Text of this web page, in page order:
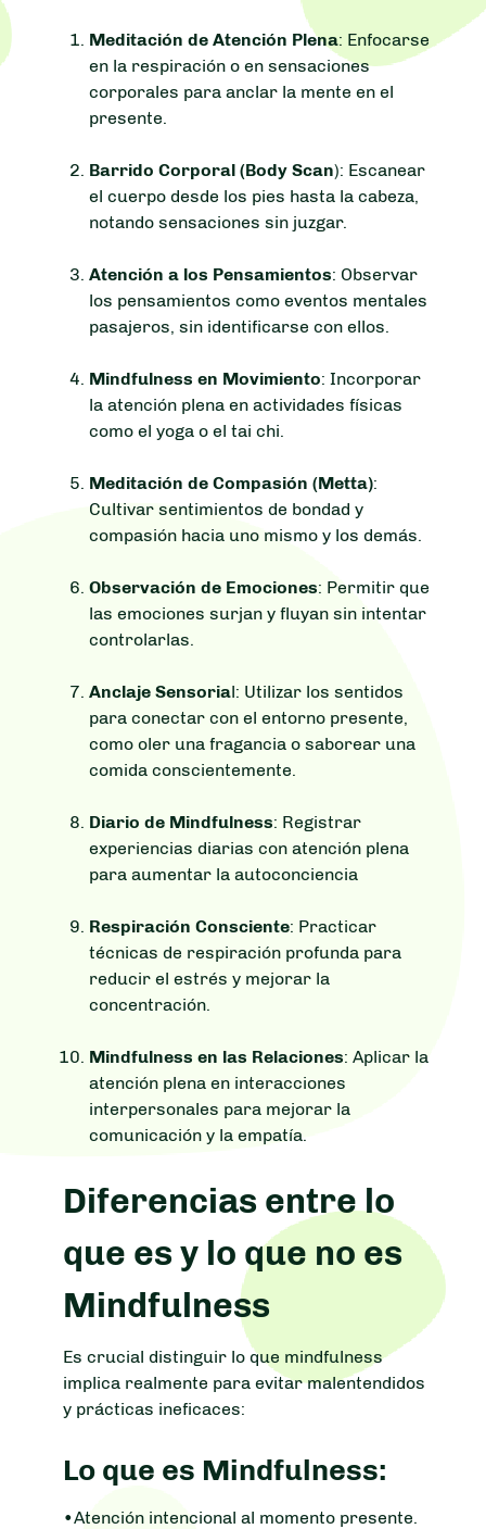
Meditación de Atención Plena: Enfocarse
en la respiración o en sensaciones
corporales para anclar la mente en el
presente.
Barrido Corporal (Body Scan): Escanear
el cuerpo desde los pies hasta la cabeza,
notando sensaciones sin juzgar.
Atención a los Pensamientos: Observar
los pensamientos como eventos mentales
pasajeros, sin identificarse con ellos.
Mindfulness en Movimiento: Incorporar
la atención plena en actividades físicas
como el yoga o el tai chi.
Meditación de Compasión (Metta):
Cultivar sentimientos de bondad y
compasión hacia uno mismo y los demás.
Observación de Emociones: Permitir que
las emociones surjan y fluyan sin intentar
controlarlas.
Anclaje Sensorial: Utilizar los sentidos
para conectar con el entorno presente,
como oler una fragancia o saborear una
comida conscientemente.
Diario de Mindfulness: Registrar
experiencias diarias con atención plena
para aumentar la autoconciencia
Respiración Consciente: Practicar
técnicas de respiración profunda para
reducir el estrés y mejorar la
concentración.
Mindfulness en las Relaciones: Aplicar la
atención plena en interacciones
interpersonales para mejorar la
comunicación y la empatía.
Diferencias entre lo
que es y lo que no es
Mindfulness
Es crucial distinguir lo que mindfulness
implica realmente para evitar malentendidos
y prácticas ineficaces:
Lo que es Mindfulness:
•Atención intencional al momento presente.